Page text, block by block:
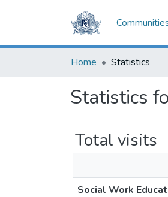
Home Statistics
Statistics
Total visits
Social Work